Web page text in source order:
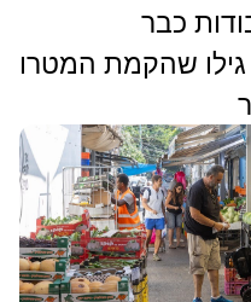
כבר
גילו שהקמת המטרו